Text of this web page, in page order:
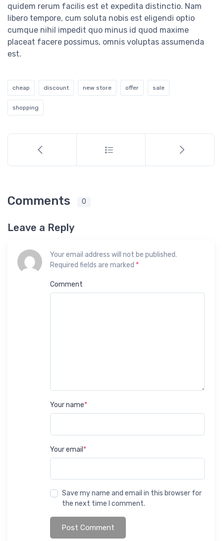
quidem rerum facilis est et expedita distinctio. Nam
libero tempore, cum soluta nobis est eligendi optio
cumque nihil impedit quo minus id quod maxime
placeat facere possimus, omnis voluptas assumenda
est.
cheap discount new store offer sale
shopping
Comments 0
Leave a Reply
Your email address will not be published.
Required fields are marked *
Comment
Your name*
Your email *
Save my name and email in this browser for
the next time I comment.
Post Comment